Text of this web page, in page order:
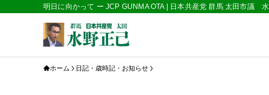
明日に向かって ー JCP GUNMA OTA | 日本共産党 群馬 太田市議
ホーム 日記・歳時記・お知らせ